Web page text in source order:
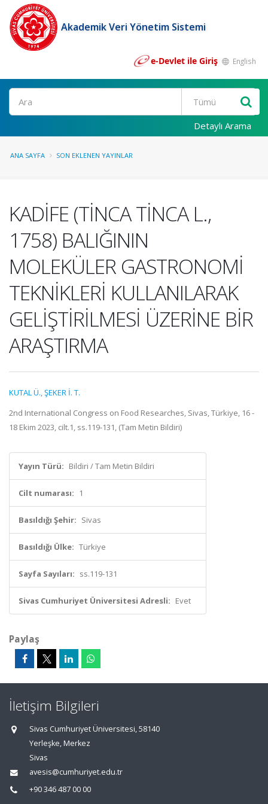
Akademik Veri Yönetim Sistemi
e-Devlet ile Giriş English
Ara
Detaylı Arama
ANA SAYFA SON EKLENEN YAYINLAR
KADİFE (TİNCA TİNCA L.,
1758) BALIĞININ
MOLEKÜLER GASTRONOMİ
TEKNİKLERİ KULLANILARAK
GELİŞTİRİLMESİ ÜZERİNE BİR
ARAŞTIRMA
KUTAL Ü.,ŞEKER İ. T.
2nd International Congress on Food Researches, Sivas, Türkiye, 16 -
18 Ekim 2023, cilt.1, ss.119-131, (Tam Metin Bildiri)
Yayın Türü: Bildiri / Tam Metin Bildiri
Cilt numarası: 1
Basıldığı Şehir: Sivas
Basıldığı Ülke: Türkiye
Sayfa Sayıları: ss.119-131
Sivas Cumhuriyet Üniversitesi Adresli: Evet
Paylaş
İletişim Bilgileri
Sivas Cumhuriyet Üniversitesi, 58140
Yerleşke, Merkez
Sivas
avesis@cumhuriyet.edu.tr
+90 346 487 00 00